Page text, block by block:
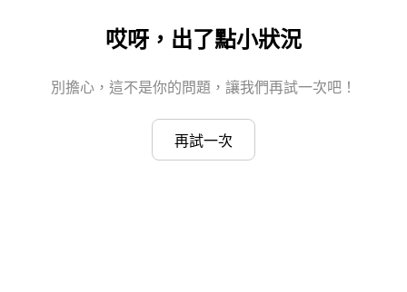
哎呀，出了點小狀況
別擔心，這不是你的問題，讓我們再試一次吧！
再試一次